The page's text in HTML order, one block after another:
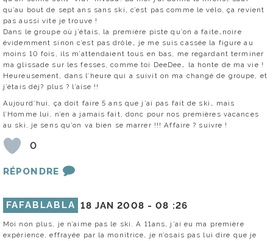
qu’au bout de sept ans sans ski, c’est pas comme le vélo, ça revient
pas aussi vite je trouve !
Dans le groupe où j’étais, la première piste qu’on a faite…noire
évidemment sinon c’est pas drôle… je me suis cassée la figure au
moins 10 fois, ils m’attendaient tous en bas, me regardant terminer
ma glissade sur les fesses, comme toi DeeDee… la honte de ma vie !
Heureusement, dans l’heure qui a suivit on ma changé de groupe, et
j’étais déj? plus ? l’aise !!
Aujourd’hui, ça doit faire 5 ans que j’ai pas fait de ski… mais
l’Homme lui, n’en a jamais fait, donc pour nos premières vacances
au ski, je sens qu’on va bien se marrer !!! Affaire ? suivre !
0
RÉPONDRE
FAFABLABLA 18 JAN 2008 -08 :26
Moi non plus, je n’aime pas le ski. A 11ans, j’ai eu ma première
expérience, effrayée par la monitrice, je n’osais pas lui dire que je